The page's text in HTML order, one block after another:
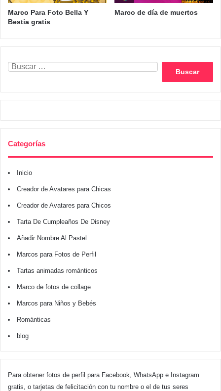
Marco Para Foto Bella Y
Bestia gratis
Marco de día de muertos
Categorías
Inicio
Creador de Avatares para Chicas
Creador de Avatares para Chicos
Tarta De Cumpleaños De Disney
Añadir Nombre Al Pastel
Marcos para Fotos de Perfil
Tartas animadas románticos
Marco de fotos de collage
Marcos para Niños y Bebés
Románticas
blog
Para obtener fotos de perfil para Facebook, WhatsApp e Instagram
gratis, o tarjetas de felicitación con tu nombre o el de tus seres